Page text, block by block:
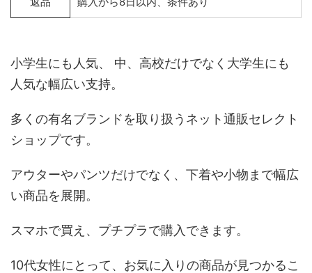
小学生にも人気、 中、高校だけでなく大学生にも
人気な幅広い支持。
多くの有名ブランドを取り扱うネット通販セレクト
ショップです。
アウターやパンツだけでなく、下着や小物まで幅広
い商品を展開。
スマホで買え、プチプラで購入できます。
10代女性にとって、お気に入りの商品が見つかるこ